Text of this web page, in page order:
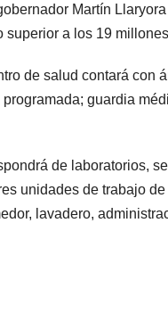
Martín
superior a los 19
de salud contará con
guardia
de laboratorios,
unidades de trabajo
lavadero,